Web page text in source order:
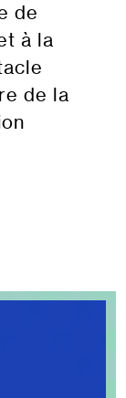
de
à la
de la